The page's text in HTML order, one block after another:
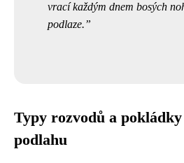
vrací každým dnem bosých
podlaze.
Typy rozvodů a
podlahu